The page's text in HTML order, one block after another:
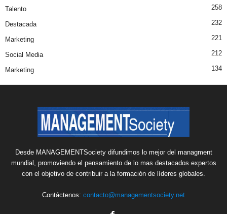
Talento 258
Destacada 232
Marketing 221
Social Media 212
Marketing 134
Desde MANAGEMENTSociety difundimos lo mejor del managment
mundial, promoviendo el pensamiento de lo mas destacados expertos
con el objetivo de contribuir a la formación de líderes globales.
Contáctenos: contacto@managementsociety.net